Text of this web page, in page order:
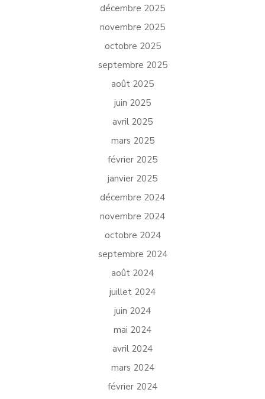
décembre 2025
novembre 2025
octobre 2025
septembre 2025
août 2025
juin 2025
avril 2025
mars 2025
février 2025
janvier 2025
décembre 2024
novembre 2024
octobre 2024
septembre 2024
août 2024
juillet 2024
juin 2024
mai 2024
avril 2024
mars 2024
février 2024